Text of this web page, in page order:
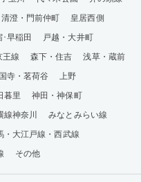
清澄・門前仲町
皇居西側
早稲田
戸越・大井町
王線 森下・住吉
浅草・蔵前
寺・茗荷谷
上野
暮里
神田・神保町
線神奈川
みなとみらい線
・大江戸線・西武線
その他